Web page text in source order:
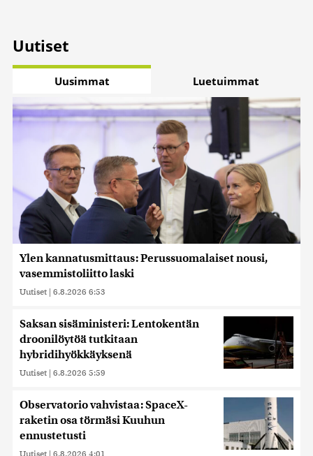
Uutiset
Uusimmat Luetuimmat
Ylen kannatusmittaus: Perussuomalaiset nousi,
vasemmistoliitto laski
Uutiset | 6.8.2026 6:53
Saksan sisäministeri: Lentokentän
droonilöytöä tutkitaan
hybridihyökkäyksenä
Uutiset | 6.8.2026 5:59
Observatorio vahvistaa: SpaceX-
raketin osa törmäsi Kuuhun
ennustetusti
Uutiset | 6.8.2026 4:01